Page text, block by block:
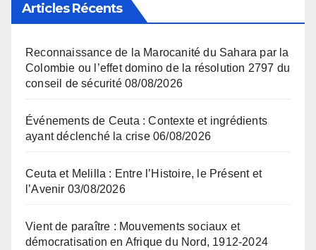
Articles Récents
Reconnaissance de la Marocanité du Sahara par la
Colombie ou l’effet domino de la résolution 2797 du
conseil de sécurité 08/08/2026
Événements de Ceuta : Contexte et ingrédients
ayant déclenché la crise 06/08/2026
Ceuta et Melilla : Entre l’Histoire, le Présent et
l’Avenir 03/08/2026
Vient de paraître : Mouvements sociaux et
démocratisation en Afrique du Nord, 1912-2024